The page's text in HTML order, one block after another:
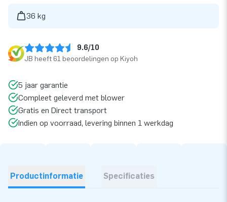
36 kg
9.6/10
JB heeft 61 beoordelingen op Kiyoh
5 jaar garantie
Compleet geleverd met blower
Gratis en Direct transport
Indien op voorraad, levering binnen 1 werkdag
Productinformatie Specificaties